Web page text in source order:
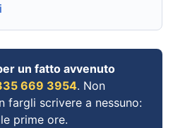
un fatto avvenuto
669 3954. Non
fargli scrivere a nessuno:
prime ore.